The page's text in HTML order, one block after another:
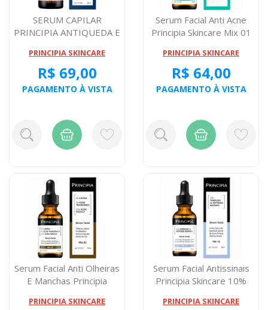
SERUM CAPILAR
PRINCIPIA ANTIQUEDA E
PRINCIPIA SKINCARE
R$ 69,00
PAGAMENTO À VISTA
Serum Facial Anti Acne
Principia Skincare Mix 01
PRINCIPIA SKINCARE
R$ 64,00
PAGAMENTO À VISTA
Serum Facial Anti Olheiras
E Manchas Principia
PRINCIPIA SKINCARE
Serum Facial Antissinais
Principia Skincare 10%
PRINCIPIA SKINCARE